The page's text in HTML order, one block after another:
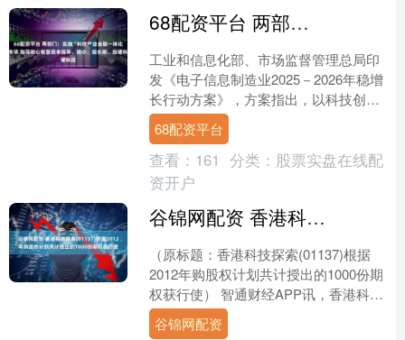
68配资平台 两部门：实施“科技产业金融一体化”专项 指导耐心智慧资本投早、投小、投长期、投硬科技
工业和信息化部、市场监督管理总局印
发《电子信息制造业2025－2026年稳增
长行动方案》，方案指出，以科技创新
和产业创新融合为主体，以人才、资本
为支撑，打造电子....
68配资平台
查看： 161 分类： 股票实盘在线配
资开户
谷锦网配资 香港科技探索(01137)根据2012年购股权计划共计授出的1000份期权获行使
（原标题：香港科技探索(01137)根据
2012年购股权计划共计授出的1000份期
权获行使） 智通财经APP讯，香港科技
探索(01777)发布公告，于2025年....
谷锦网配资